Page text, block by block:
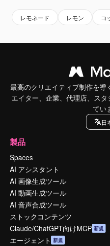
レモネード レモン コ
最高のクリエイティブ制作を導
エイター、企業、代理店、ス
てい
日
製品
Spaces
AI アシスタント
AI 画像生成ツール
AI 動画生成ツール
AI 音声合成ツール
ストックコンテンツ
Claude/ChatGPT向けMCP 新規
エージェント 新規